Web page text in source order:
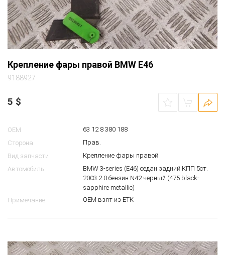
Крепление фары правой BMW E46
9188927
5 $
OEM
63 12 8 380 188
Сторона
Прав.
Вид запчасти
Крепление фары правой
Автомобиль
BMW 3-series (E46) седан задний КПП 5ст.
2003 2.0 бензин N42 черный (475 black-
sapphire metallic)
Примечание
ОЕМ взят из ЕТК